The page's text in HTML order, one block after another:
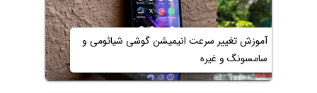
آموزش تغییر سرعت انیمیشن گوشی شیائومی و
سامسونگ و غیره